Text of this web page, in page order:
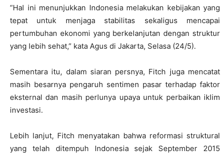
“Hal ini menunjukkan Indonesia melakukan kebijakan yang
tepat untuk menjaga stabilitas sekaligus mencapai
pertumbuhan ekonomi yang berkelanjutan dengan struktur
yang lebih sehat,” kata Agus di Jakarta, Selasa (24/5).
Sementara itu, dalam siaran persnya, Fitch juga mencatat
masih besarnya pengaruh sentimen pasar terhadap faktor
eksternal dan masih perlunya upaya untuk perbaikan iklim
investasi.
Lebih lanjut, Fitch menyatakan bahwa reformasi struktural
yang telah ditempuh Indonesia sejak September 2015